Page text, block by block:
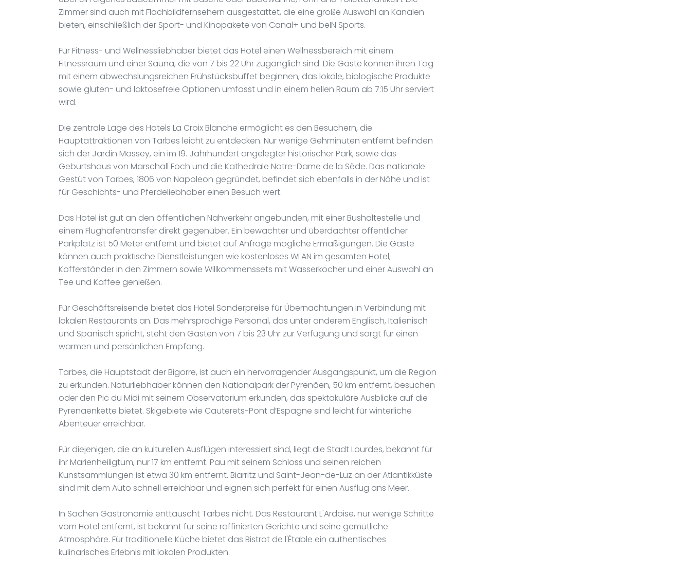
Zimmer sind auch mit Flachbildfernsehern ausgestattet, die eine große Auswahl an Kanälen
bieten, einschließlich der Sport- und Kinopakete von Canal+ und beIN Sports.
Für Fitness- und Wellnessliebhaber bietet das Hotel einen Wellnessbereich mit einem
Fitnessraum und einer Sauna, die von 7 bis 22 Uhr zugänglich sind. Die Gäste können ihren Tag
mit einem abwechslungsreichen Frühstücksbuffet beginnen, das lokale, biologische Produkte
sowie gluten- und laktosefreie Optionen umfasst und in einem hellen Raum ab 7:15 Uhr serviert
wird.
Die zentrale Lage des Hotels La Croix Blanche ermöglicht es den Besuchern, die
Hauptattraktionen von Tarbes leicht zu entdecken. Nur wenige Gehminuten entfernt befinden
sich der Jardin Massey, ein im 19. Jahrhundert angelegter historischer Park, sowie das
Geburtshaus von Marschall Foch und die Kathedrale Notre-Dame de la Sède. Das nationale
Gestüt von Tarbes, 1806 von Napoleon gegründet, befindet sich ebenfalls in der Nähe und ist
für Geschichts- und Pferdeliebhaber einen Besuch wert.
Das Hotel ist gut an den öffentlichen Nahverkehr angebunden, mit einer Bushaltestelle und
einem Flughafentransfer direkt gegenüber. Ein bewachter und überdachter öffentlicher
Parkplatz ist 50 Meter entfernt und bietet auf Anfrage mögliche Ermäßigungen. Die Gäste
können auch praktische Dienstleistungen wie kostenloses WLAN im gesamten Hotel,
Kofferständer in den Zimmern sowie Willkommenssets mit Wasserkocher und einer Auswahl an
Tee und Kaffee genießen.
Für Geschäftsreisende bietet das Hotel Sonderpreise für Übernachtungen in Verbindung mit
lokalen Restaurants an. Das mehrsprachige Personal, das unter anderem Englisch, Italienisch
und Spanisch spricht, steht den Gästen von 7 bis 23 Uhr zur Verfügung und sorgt für einen
warmen und persönlichen Empfang.
Tarbes, die Hauptstadt der Bigorre, ist auch ein hervorragender Ausgangspunkt, um die Region
zu erkunden. Naturliebhaber können den Nationalpark der Pyrenäen, 50 km entfernt, besuchen
oder den Pic du Midi mit seinem Observatorium erkunden, das spektakuläre Ausblicke auf die
Pyrenäenkette bietet. Skigebiete wie Cauterets-Pont d’Espagne sind leicht für winterliche
Abenteuer erreichbar.
Für diejenigen, die an kulturellen Ausflügen interessiert sind, liegt die Stadt Lourdes, bekannt für
ihr Marienheiligtum, nur 17 km entfernt. Pau mit seinem Schloss und seinen reichen
Kunstsammlungen ist etwa 30 km entfernt. Biarritz und Saint-Jean-de-Luz an der Atlantikküste
sind mit dem Auto schnell erreichbar und eignen sich perfekt für einen Ausflug ans Meer.
In Sachen Gastronomie enttäuscht Tarbes nicht. Das Restaurant L'Ardoise, nur wenige Schritte
vom Hotel entfernt, ist bekannt für seine raffinierten Gerichte und seine gemütliche
Atmosphäre. Für traditionelle Küche bietet das Bistrot de l'Étable ein authentisches
kulinarisches Erlebnis mit lokalen Produkten.